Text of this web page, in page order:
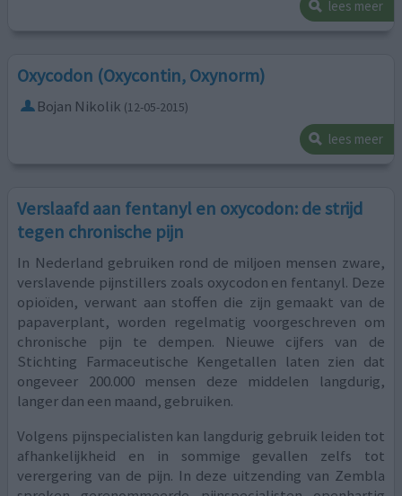
lees meer
Oxycodon (Oxycontin, Oxynorm)
Bojan Nikolik (12-05-2015)
lees meer
Verslaafd aan fentanyl en oxycodon: de strijd
tegen chronische pijn
In Nederland gebruiken rond de miljoen mensen zware,
verslavende pijnstillers zoals oxycodon en fentanyl. Deze
opioïden, verwant aan stoffen die zijn gemaakt van de
papaverplant, worden regelmatig voorgeschreven om
chronische pijn te dempen. Nieuwe cijfers van de
Stichting Farmaceutische Kengetallen laten zien dat
ongeveer 200.000 mensen deze middelen langdurig,
langer dan een maand, gebruiken.
Volgens pijnspecialisten kan langdurig gebruik leiden tot
afhankelijkheid en in sommige gevallen zelfs tot
verergering van de pijn. In deze uitzending van Zembla